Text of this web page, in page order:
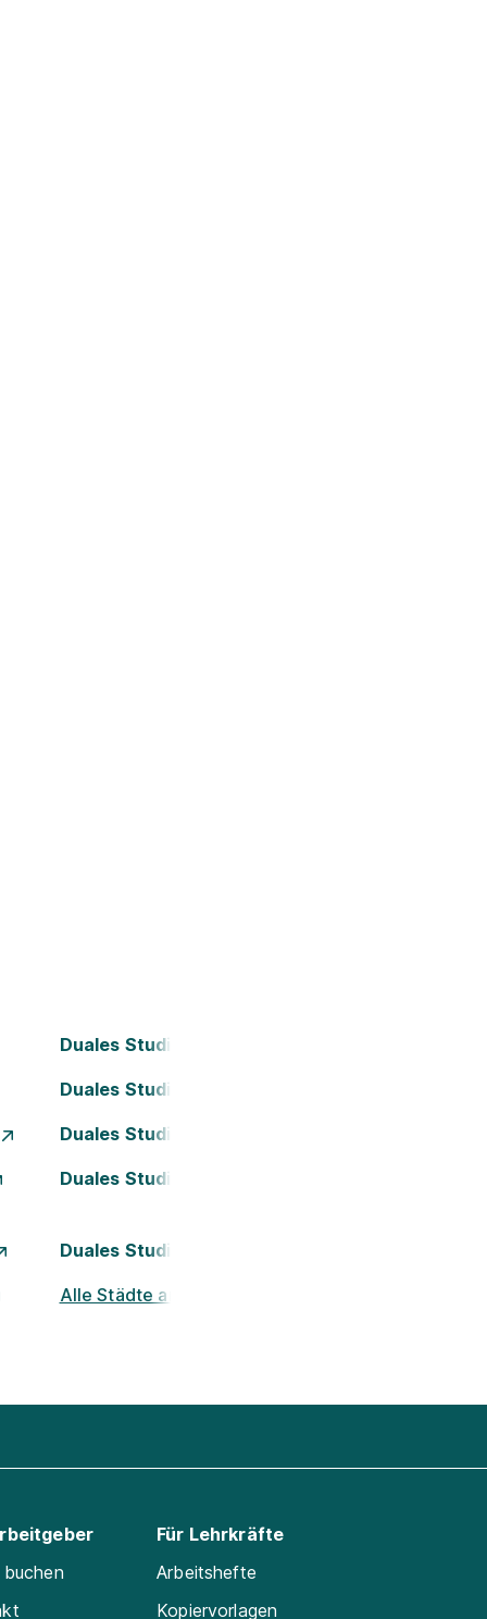
Duales Studium Bielefeld
Duales Studium Darmstadt
Duales Studium Essen
Duales Studium Kassel
Duales Studium München
Alle Städte ansehen
Für Lehrkräfte
Arbeitshefte
Kopiervorlagen